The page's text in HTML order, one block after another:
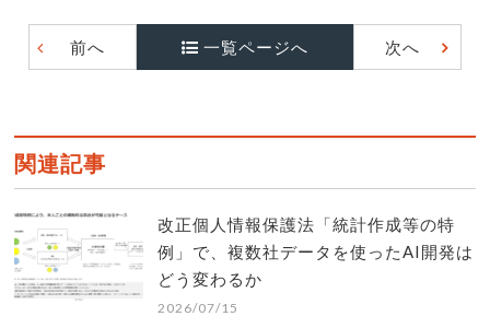
前へ 一覧ページへ 次へ
関連記事
改正個人情報保護法「統計作成等の特
例」で、複数社データを使ったAI開発は
どう変わるか
2026/07/15